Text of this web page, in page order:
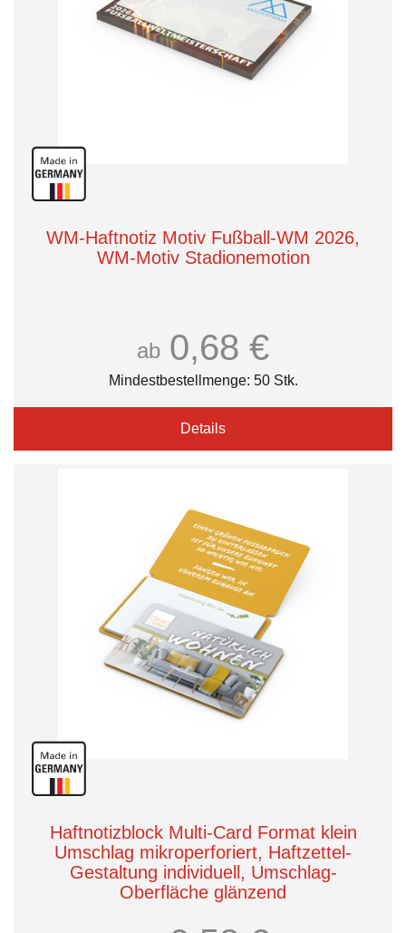
WM-Haftnotiz Motiv Fußball-WM 2026,
WM-Motiv Stadionemotion
ab 0,68 €
Mindestbestellmenge: 50 Stk.
Details
Haftnotizblock Multi-Card Format klein
Umschlag mikroperforiert, Haftzettel-
Gestaltung individuell, Umschlag-
Oberfläche glänzend